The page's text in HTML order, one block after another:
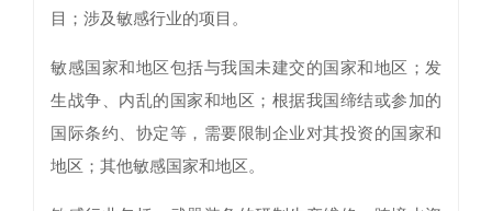
目；涉及敏感行业的项目。
敏感国家和地区包括与我国未建交的国家和地区；发
生战争、内乱的国家和地区；根据我国缔结或参加的
国际条约、协定等，需要限制企业对其投资的国家和
地区；其他敏感国家和地区。